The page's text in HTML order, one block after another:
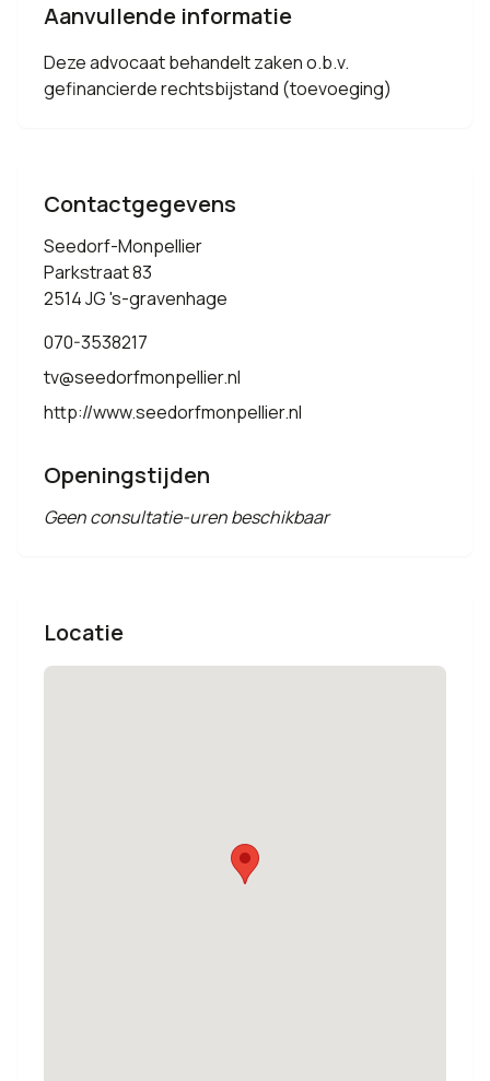
Aanvullende informatie
Deze advocaat behandelt zaken o.b.v.
gefinancierde rechtsbijstand (toevoeging)
Contactgegevens
Seedorf-Monpellier
Parkstraat 83
2514 JG 's-gravenhage
070-3538217
tv@seedorfmonpellier.nl
http://www.seedorfmonpellier.nl
Openingstijden
Geen consultatie-uren beschikbaar
Locatie